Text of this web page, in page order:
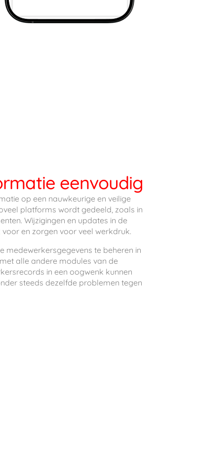
eenvoudig
op een nauwkeurige en veilige
platforms wordt gedeeld, zoals in
Wijzigingen en updates in de
en zorgen voor veel werkdruk.
medewerkersgegevens te beheren in
alle andere modules van de
in een oogwenk kunnen
steeds dezelfde problemen tegen